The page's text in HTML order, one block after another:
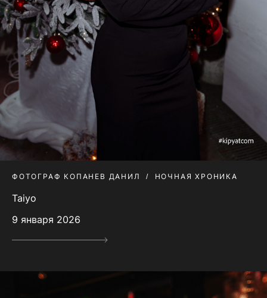
ФОТОГРАФ КОПАНЕВ ДАНИЛ НОЧНАЯ ХРОНИКА
Taiyo
9 января 2026